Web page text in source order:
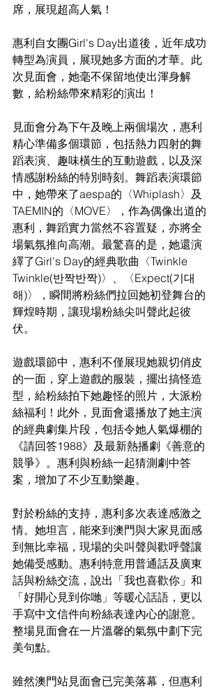
席，展現超高人氣！
惠利自女團Girl's Day出道後，近年成功
轉型為演員，展現她多方面的才華。此
次見面會，她毫不保留地使出渾身解
數，給粉絲帶來精彩的演出！
見面會分為下午及晚上兩個場次，惠利
精心準備多個環節，包括熱力四射的舞
蹈表演、趣味橫生的互動遊戲，以及深
情感謝粉絲的特別時刻。舞蹈表演環節
中，她帶來了aespa的〈Whiplash〉及
TAEMIN的〈MOVE〉，作為偶像出道的
惠利，舞蹈實力當然不容置疑，亦將全
場氣氛推向高潮。最驚喜的是，她還演
繹了Girl's Day的經典歌曲〈Twinkle
Twinkle(반짝반짝)〉、〈Expect(기대
해)〉，瞬間將粉絲們拉回她初登舞台的
輝煌時期，讓現場粉絲尖叫聲此起彼
伏。
遊戲環節中，惠利不僅展現她親切俏皮
的一面，穿上遊戲的服裝，擺出搞怪造
型，給粉絲拍下她趣怪的照片，大派粉
絲福利！此外，見面會還播放了她主演
的經典劇集片段，包括令她人氣爆棚的
《請回答1988》及最新熱播劇《善意的
競爭》。惠利與粉絲一起猜測劇中答
案，增加了不少互動樂趣。
對於粉絲的支持，惠利多次表達感激之
情。她坦言，能來到澳門與大家見面感
到無比幸福，現場的尖叫聲與歡呼聲讓
她備受感動。惠利特意用普通話及廣東
話與粉絲交流，說出「我也喜歡你」和
「好開心見到你哋」等暖心話語，更以
手寫中文信件向粉絲表達內心的謝意。
整場見面會在一片溫馨的氣氛中劃下完
美句點。
雖然澳門站見面會已完美落幕，但惠利